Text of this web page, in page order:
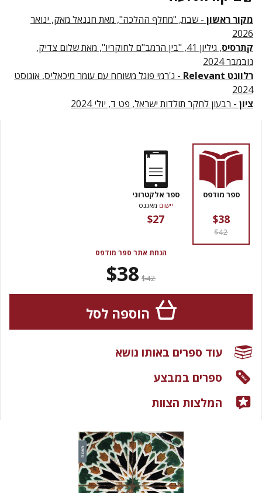
מקור ראשון - שבת, "מחלף ההלכה", מאת חננאל מאק, ינואר
2026
קתרסיס
, גיליון 41, "בין הרמב"ם לחוקריו", מאת שלום צדיק,
נובמבר 2024
רלוונט Relevant
- ג'רמי פוגל משוחח עם עומר מיכאליס, אוגוסט
2024
ציון - רבעון לחקר תולדות ישראל, פט ד, יולי 2024
ספר מודפס
$38
$42
ספר אלקטרוני
יישום מאגנס
$27
הנחת אתר ספר מודפס
$42
$38
הוספה לסל
עוד ספרים באותו נושא
ספרים במבצע
המלצות הצוות